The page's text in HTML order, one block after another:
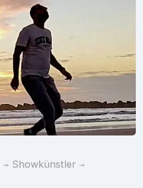
Showkünstler